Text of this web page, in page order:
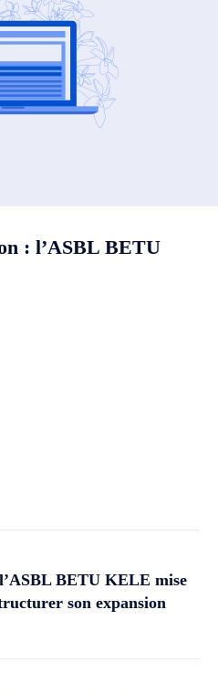
: l’ASBL BETU
BETU KELE mise
son expansion